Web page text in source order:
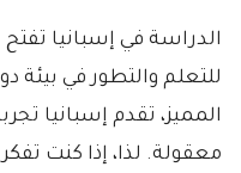
الدراسة في إسبانيا
للتعلم والتطور في بيئة
المميز، تقدم إسبانيا
معقولة. لذا، إذا كنت